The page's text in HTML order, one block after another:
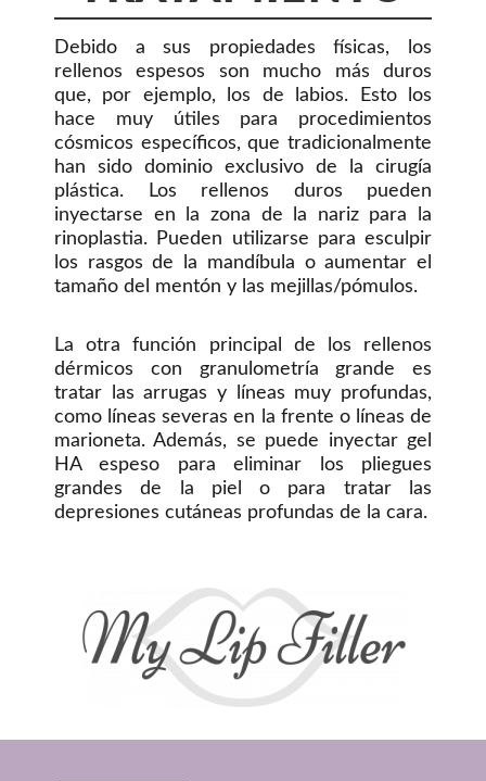
Debido a sus propiedades físicas, los
rellenos espesos son mucho más duros
que, por ejemplo, los de labios. Esto los
hace muy útiles para procedimientos
cósmicos específicos, que tradicionalmente
han sido dominio exclusivo de la cirugía
plástica. Los rellenos duros pueden
inyectarse en la zona de la nariz para la
rinoplastia. Pueden utilizarse para esculpir
los rasgos de la mandíbula o aumentar el
tamaño del mentón y las mejillas/pómulos.
La otra función principal de los rellenos
dérmicos con granulometría grande es
tratar las arrugas y líneas muy profundas,
como líneas severas en la frente o líneas de
marioneta. Además, se puede inyectar gel
HA espeso para eliminar los pliegues
grandes de la piel o para tratar las
depresiones cutáneas profundas de la cara.